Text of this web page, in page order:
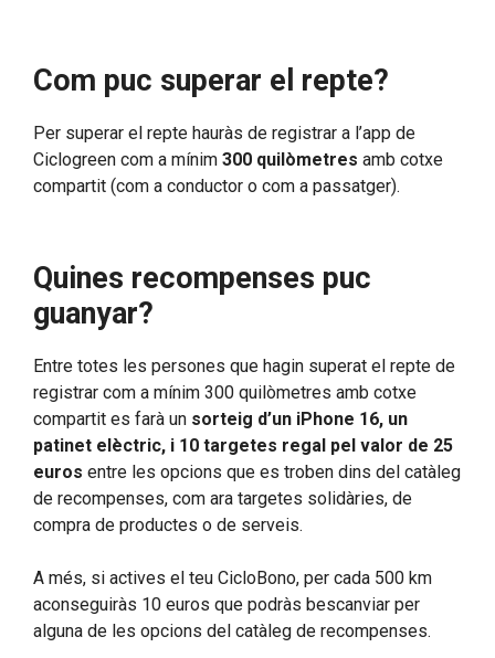
Com puc superar el repte?
Per superar el repte hauràs de registrar a l’app de
Ciclogreen com a mínim 300 quilòmetres amb cotxe
compartit (com a conductor o com a passatger).
Quines recompenses puc
guanyar?
Entre totes les persones que hagin superat el repte de
registrar com a mínim 300 quilòmetres amb cotxe
compartit es farà un sorteig d’un iPhone 16, un
patinet elèctric, i 10 targetes regal pel valor de 25
euros entre les opcions que es troben dins del catàleg
de recompenses, com ara targetes solidàries, de
compra de productes o de serveis.
A més, si actives el teu CicloBono, per cada 500 km
aconseguiràs 10 euros que podràs bescanviar per
alguna de les opcions del catàleg de recompenses.